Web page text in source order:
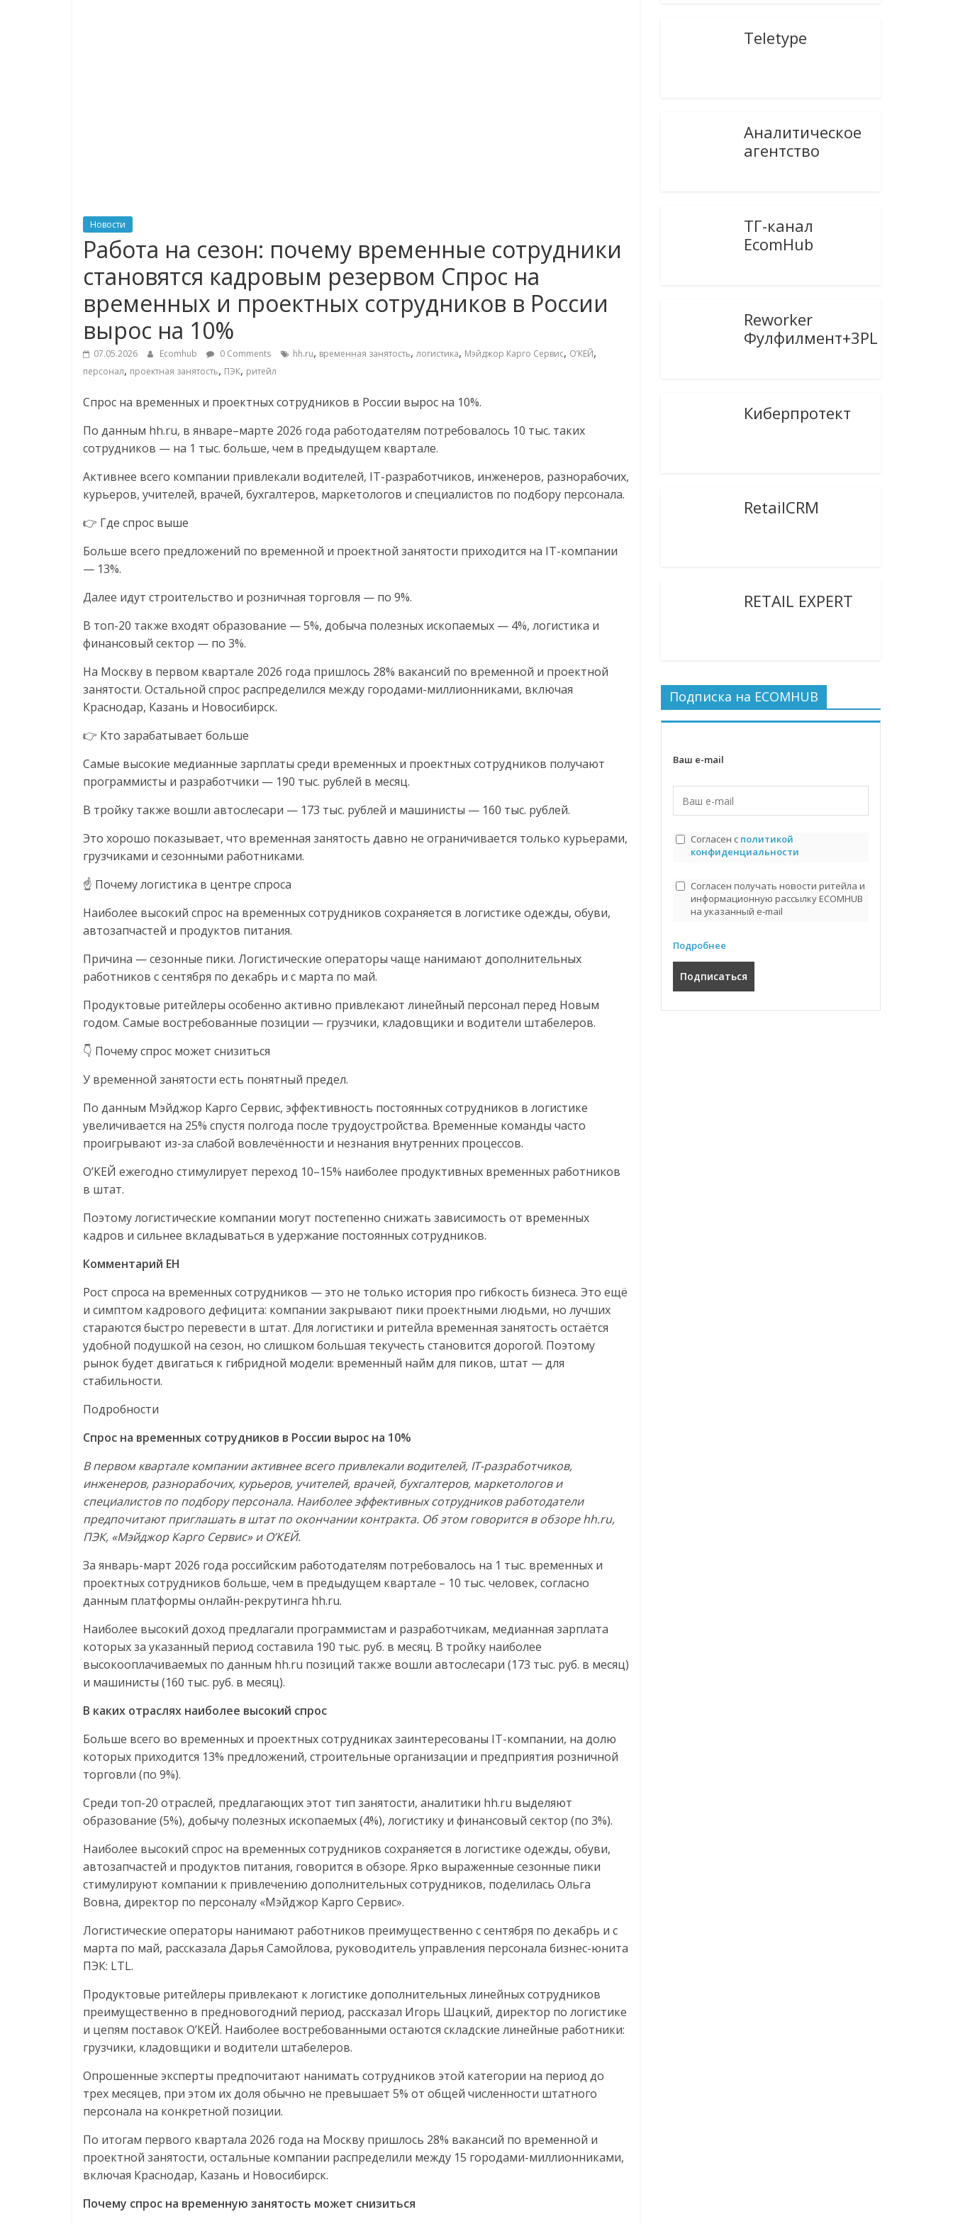
для
Commerce,
ритейле,
логистике,
технологиях,
соцсетях.
Нам
важно,
как
как
Сеть
меняет
жизнь
людей
эти
изменения
Новости
Работа на сезон: почему временные сотрудники
становятся кадровым резервом Спрос на
временных и проектных сотрудников в России
вырос на 10%
07.05.2026 Ecomhub 0 Comments hh.ru, временная занятость, логистика, Мэйджор Карго Сервис, О’КЕЙ,
персонал, проектная занятость, ПЭК, ритейл
Спрос на временных и проектных сотрудников в России вырос на 10%.
По данным hh.ru, в январе–марте 2026 года работодателям потребовалось 10 тыс. таких
сотрудников — на 1 тыс. больше, чем в предыдущем квартале.
Активнее всего компании привлекали водителей, IT-разработчиков, инженеров, разнорабочих,
курьеров, учителей, врачей, бухгалтеров, маркетологов и специалистов по подбору персонала.
👉 Где спрос выше
Больше всего предложений по временной и проектной занятости приходится на IT-компании
— 13%.
Далее идут строительство и розничная торговля — по 9%.
В топ-20 также входят образование — 5%, добыча полезных ископаемых — 4%, логистика и
финансовый сектор — по 3%.
На Москву в первом квартале 2026 года пришлось 28% вакансий по временной и проектной
занятости. Остальной спрос распределился между городами-миллионниками, включая
Краснодар, Казань и Новосибирск.
👉 Кто зарабатывает больше
Самые высокие медианные зарплаты среди временных и проектных сотрудников получают
программисты и разработчики — 190 тыс. рублей в месяц.
В тройку также вошли автослесари — 173 тыс. рублей и машинисты — 160 тыс. рублей.
Это хорошо показывает, что временная занятость давно не ограничивается только курьерами,
грузчиками и сезонными работниками.
☝️ Почему логистика в центре спроса
Наиболее высокий спрос на временных сотрудников сохраняется в логистике одежды, обуви,
автозапчастей и продуктов питания.
Причина — сезонные пики. Логистические операторы чаще нанимают дополнительных
работников с сентября по декабрь и с марта по май.
Продуктовые ритейлеры особенно активно привлекают линейный персонал перед Новым
годом. Самые востребованные позиции — грузчики, кладовщики и водители штабелеров.
👇 Почему спрос может снизиться
У временной занятости есть понятный предел.
По данным Мэйджор Карго Сервис, эффективность постоянных сотрудников в логистике
увеличивается на 25% спустя полгода после трудоустройства. Временные команды часто
проигрывают из-за слабой вовлечённости и незнания внутренних процессов.
О’КЕЙ ежегодно стимулирует переход 10–15% наиболее продуктивных временных работников
в штат.
Поэтому логистические компании могут постепенно снижать зависимость от временных
кадров и сильнее вкладываться в удержание постоянных сотрудников.
Комментарий EH
Рост спроса на временных сотрудников — это не только история про гибкость бизнеса. Это ещё
и симптом кадрового дефицита: компании закрывают пики проектными людьми, но лучших
стараются быстро перевести в штат. Для логистики и ритейла временная занятость остаётся
удобной подушкой на сезон, но слишком большая текучесть становится дорогой. Поэтому
рынок будет двигаться к гибридной модели: временный найм для пиков, штат — для
стабильности.
Подробности
Спрос на временных сотрудников в России вырос на 10%
В первом квартале компании активнее всего привлекали водителей, IT-разработчиков,
инженеров, разнорабочих, курьеров, учителей, врачей, бухгалтеров, маркетологов и
специалистов по подбору персонала. Наиболее эффективных сотрудников работодатели
предпочитают приглашать в штат по окончании контракта. Об этом говорится в обзоре hh.ru,
ПЭК, «Мэйджор Карго Сервис» и О’КЕЙ.
За январь-март 2026 года российским работодателям потребовалось на 1 тыс. временных и
проектных сотрудников больше, чем в предыдущем квартале – 10 тыс. человек, согласно
данным платформы онлайн-рекрутинга hh.ru.
Наиболее высокий доход предлагали программистам и разработчикам, медианная зарплата
которых за указанный период составила 190 тыс. руб. в месяц. В тройку наиболее
высокооплачиваемых по данным hh.ru позиций также вошли автослесари (173 тыс. руб. в месяц)
и машинисты (160 тыс. руб. в месяц).
В каких отраслях наиболее высокий спрос
Больше всего во временных и проектных сотрудниках заинтересованы IT-компании, на долю
которых приходится 13% предложений, строительные организации и предприятия розничной
торговли (по 9%).
Среди топ-20 отраслей, предлагающих этот тип занятости, аналитики hh.ru выделяют
образование (5%), добычу полезных ископаемых (4%), логистику и финансовый сектор (по 3%).
Наиболее высокий спрос на временных сотрудников сохраняется в логистике одежды, обуви,
автозапчастей и продуктов питания, говорится в обзоре. Ярко выраженные сезонные пики
стимулируют компании к привлечению дополнительных сотрудников, поделилась Ольга
Вовна, директор по персоналу «Мэйджор Карго Сервис».
Логистические операторы нанимают работников преимущественно с сентября по декабрь и с
марта по май, рассказала Дарья Самойлова, руководитель управления персонала бизнес-юнита
ПЭК: LTL.
Продуктовые ритейлеры привлекают к логистике дополнительных линейных сотрудников
преимущественно в предновогодний период, рассказал Игорь Шацкий, директор по логистике
и цепям поставок О’КЕЙ. Наиболее востребованными остаются складские линейные работники:
грузчики, кладовщики и водители штабелеров.
Опрошенные эксперты предпочитают нанимать сотрудников этой категории на период до
трех месяцев, при этом их доля обычно не превышает 5% от общей численности штатного
персонала на конкретной позиции.
По итогам первого квартала 2026 года на Москву пришлось 28% вакансий по временной и
проектной занятости, остальные компании распределили между 15 городами-миллионниками,
включая Краснодар, Казань и Новосибирск.
Почему спрос на временную занятость может снизиться
Teletype
Аналитическое
агентство
ТГ-канал
EcomHub
Reworker
Фулфилмент+3PL
Киберпротект
RetailCRM
RETAIL EXPERT
Подписка на ECOMHUB
Ваш e-mail
Согласен с политикой
конфиденциальности
Согласен получать новости ритейла и
информационную рассылку ECOMHUB
на указанный e-mail
Подробнее